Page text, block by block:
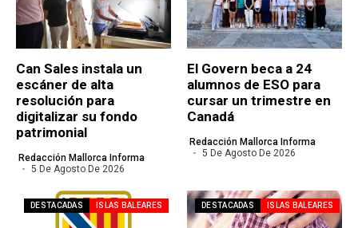
Can Sales instala un
escáner de alta
resolución para
digitalizar su fondo
patrimonial
Redacción Mallorca Informa
5 De Agosto De 2026
El Govern beca a 24
alumnos de ESO para
cursar un trimestre en
Canadá
Redacción Mallorca Informa
5 De Agosto De 2026
DESTACADAS ISLAS BALEARES DESTACADAS ISLAS BALEARES